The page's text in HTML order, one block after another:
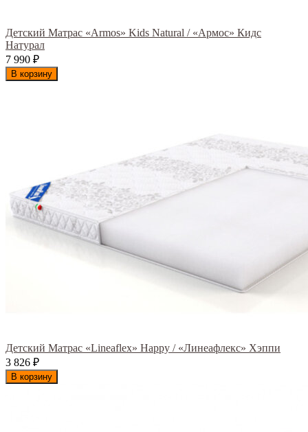
Детский Матрас «Armos» Kids Natural / «Армос» Кидс
Натурал
7 990 ₽
В корзину
Детский Матрас «Lineaflex» Happy / «Линеафлекс» Хэппи
3 826 ₽
В корзину